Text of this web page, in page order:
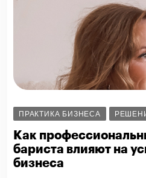
ПРАКТИКА БИЗНЕСА
Как
бариста влияют на
бизнеса